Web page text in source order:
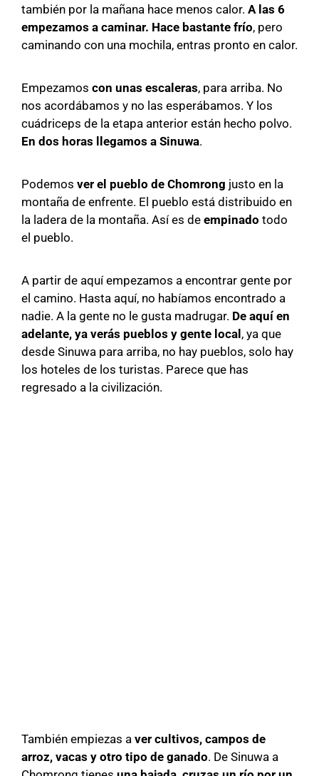
también por la mañana hace menos calor. A las 6
empezamos a caminar. Hace bastante frío, pero
caminando con una mochila, entras pronto en calor.
Empezamos con unas escaleras, para arriba. No
nos acordábamos y no las esperábamos. Y los
cuádriceps de la etapa anterior están hecho polvo.
En dos horas llegamos a Sinuwa.
Podemos ver el pueblo de Chomrong justo en la
montaña de enfrente. El pueblo está distribuido en
la ladera de la montaña. Así es de empinado todo
el pueblo.
A partir de aquí empezamos a encontrar gente por
el camino. Hasta aquí, no habíamos encontrado a
nadie. A la gente no le gusta madrugar. De aquí en
adelante, ya verás pueblos y gente local , ya que
desde Sinuwa para arriba, no hay pueblos, solo hay
los hoteles de los turistas. Parece que has
regresado a la civilización.
También empiezas a ver cultivos, campos de
arroz, vacas y otro tipo de ganado. De Sinuwa a